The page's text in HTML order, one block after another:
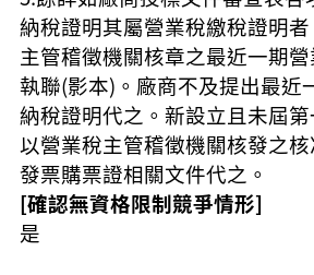
納稅證明其屬營業稅繳稅證明
主管稽徵機關核章之最近一期
執聯(影本)。廠商不及提出最近
納稅證明代之。新設立且未屆
以營業稅主管稽徵機關核發之
發票購票證相關文件代之。
[確認無資格限制競爭情形]
是